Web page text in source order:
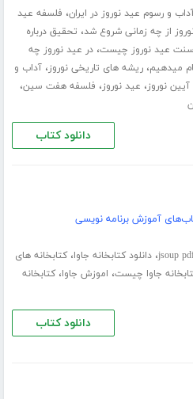
و رسوم عید نوروز در ایران، فلسفه عید
از چه زمانی شروع شد، تحقیق درباره
سنت عید نوروز چیست،در عید نوروز چه
میدهیم،ریشه های تاریخی نوروز،آداب و
آیین نوروز، عید نوروز، فلسفه هفت سین،
دانلود کتاب
آموزش برنامه نویسی
jsoup،دانلود کتابخانه جاوا،کتابخانه های
جاوا چیست، اموزش جاوا،کتابخانه
دانلود کتاب